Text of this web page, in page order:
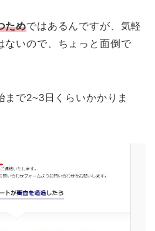
ためではあるんですが、気軽
ないので、ちょっと面倒で
で2~3日くらいかかりま